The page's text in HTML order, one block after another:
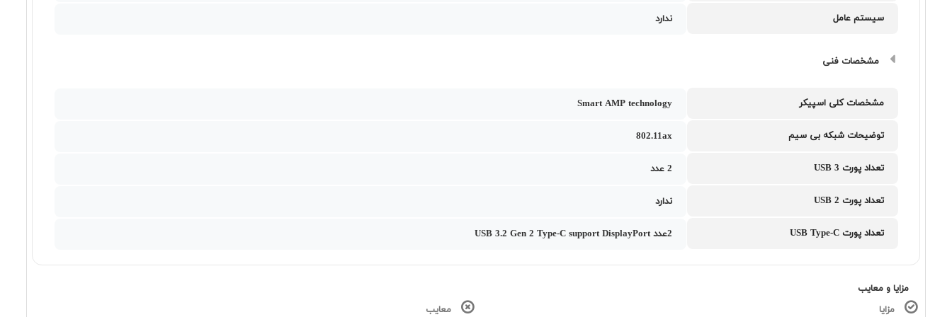
سیستم عامل ندارد
مشخصات فنی
مشخصات کلی اسپیکر Smart AMP technology
توضیحات شبکه بی سیم 802.11ax
تعداد پورت USB 3 2 عدد
تعداد پورت USB 2 ندارد
تعداد پورت USB Type-C 2عدد USB 3.2 Gen 2 Type-C support DisplayPort
مزایا و معایب
مزایا
معایب